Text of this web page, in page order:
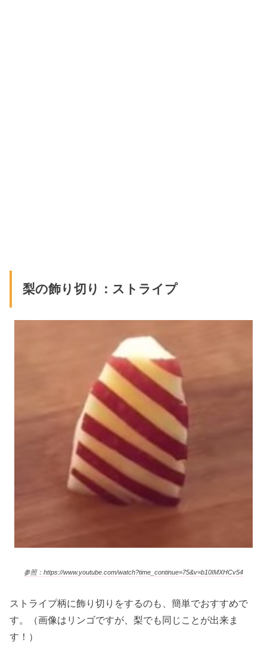
梨の飾り切り：ストライプ
参照：https://www.youtube.com/watch?time_continue=75&v=b10IMXHCv54
ストライプ柄に飾り切りをするのも、簡単でおすすめで
す。（画像はリンゴですが、梨でも同じことが出来ま
す！）